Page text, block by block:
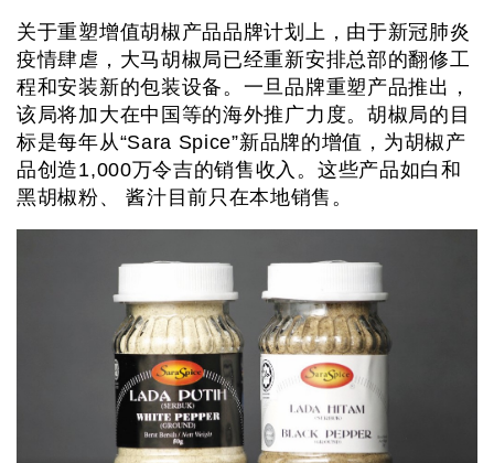
关于重塑增值胡椒产品品牌计划上，由于新冠肺炎
疫情肆虐，大马胡椒局已经重新安排总部的翻修工
程和安装新的包装设备。一旦品牌重塑产品推出，
该局将加大在中国等的海外推广力度。胡椒局的目
标是每年从“Sara Spice”新品牌的增值，为胡椒产
品创造1,000万令吉的销售收入。这些产品如白和
黑胡椒粉、 酱汁目前只在本地销售。